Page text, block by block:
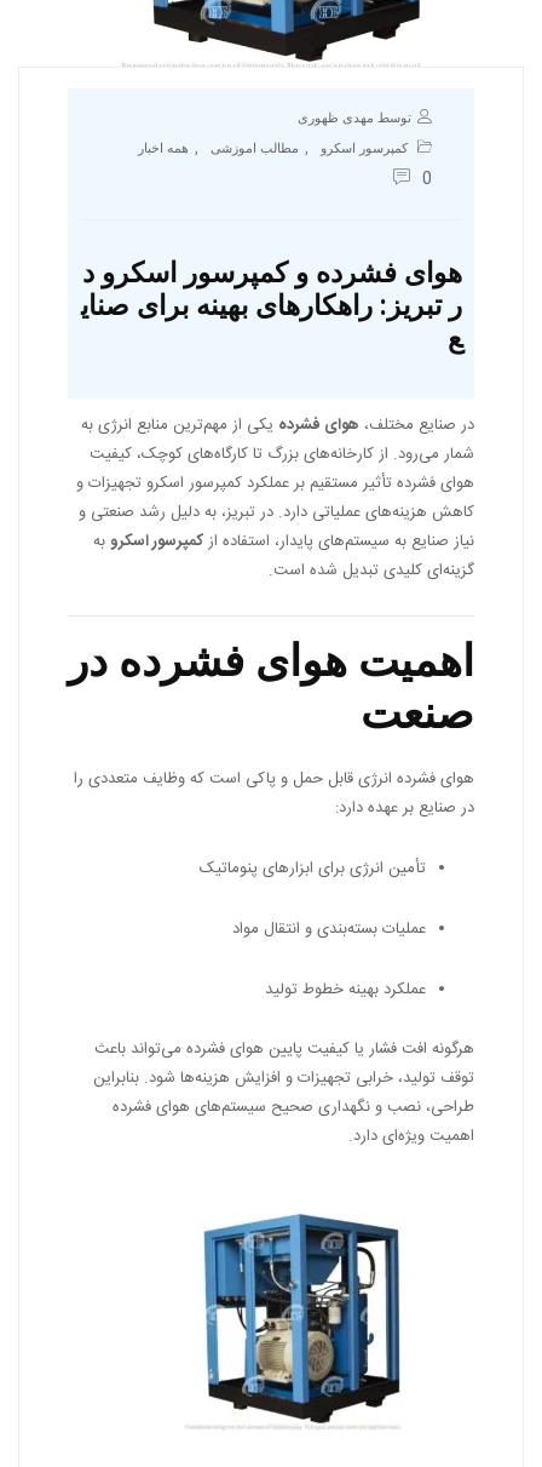
توسط مهدی ظهوری
کمپرسور اسکرو
, مطالب اموزشی , همه اخبار
0
هوای فشرده و کمپرسور اسکرو د
ر تبریز: راهکارهای بهینه برای صنای
ع
در صنایع مختلف، هوای فشرده یکی از مهم‌ترین منابع انرژی به
شمار می‌رود. از کارخانه‌های بزرگ تا کارگاه‌های کوچک، کیفیت
هوای فشرده تأثیر مستقیم بر عملکرد کمپرسور اسکرو تجهیزات و
کاهش هزینه‌های عملیاتی دارد. در تبریز، به دلیل رشد صنعتی و
نیاز صنایع به سیستم‌های پایدار، استفاده ازکمپرسور اسکروبه
گزینه‌ای کلیدی تبدیل شده است.
اهمیت هوای فشرده در
صنعت
هوای فشرده انرژی قابل حمل و پاکی است که وظایف متعددی را
در صنایع بر عهده دارد:
تأمین انرژی برای ابزارهای پنوماتیک
عملیات بسته‌بندی و انتقال مواد
عملکرد بهینه خطوط تولید
هرگونه افت فشار یا کیفیت پایین هوای فشرده می‌تواند باعث
توقف تولید، خرابی تجهیزات و افزایش هزینه‌ها شود. بنابراین
طراحی، نصب و نگهداری صحیح سیستم‌های هوای فشرده
اهمیت ویژه‌ای دارد.